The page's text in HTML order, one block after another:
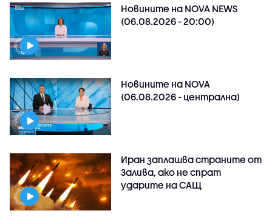
Новините на NOVA NEWS
(06.08.2026 - 20:00)
Новините на NOVA
(06.08.2026 - централна)
Иран заплашва страните от
Залива, ако не спрат
ударите на САЩ